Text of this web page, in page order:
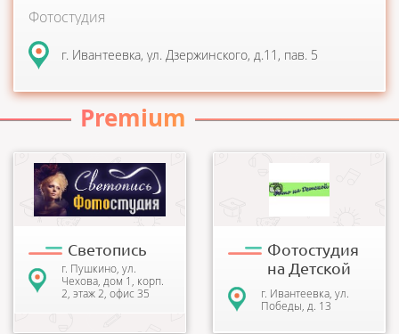
Фотостудия
г. Ивантеевка, ул. Дзержинского, д.11, пав. 5
Premium
Фотостудия «Светопись» -
это фотостудия в самом
центре города Пушкино.
Наши фотографы всегда...
Светопись
г. Пушкино, ул.
Чехова, дом 1, корп.
2, этаж 2, офис 35
принимаются заказы на
выполнение различных
реставрация, уве...
Фотостудия
на Детской
г. Ивантеевка, ул.
Победы, д. 13